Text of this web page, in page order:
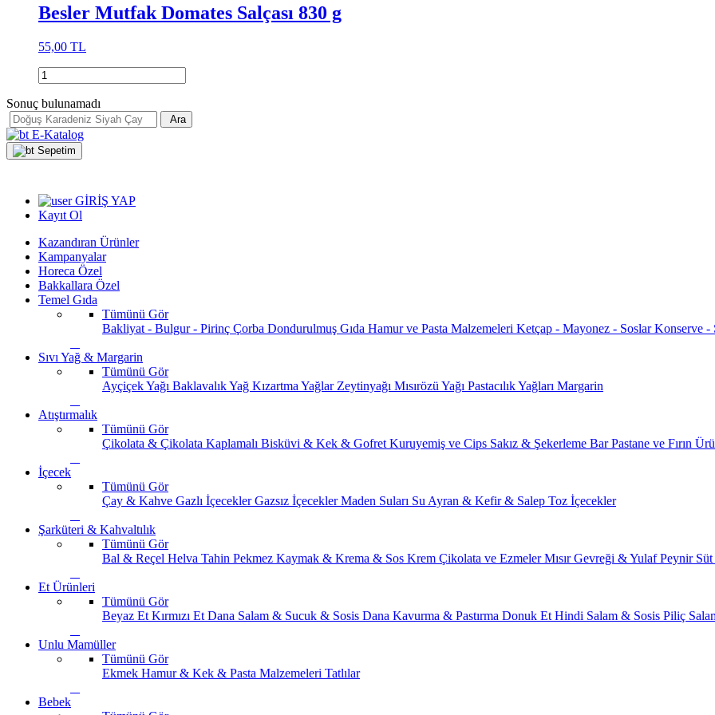
Besler Mutfak Domates Salçası 830 g
55,00 TL
Sonuç bulunamadı
Ara
E-Katalog
Sepetim
GİRİŞ YAP
Kayıt Ol
Kazandıran Ürünler
Kampanyalar
Horeca Özel
Bakkallara Özel
Temel Gıda
Tümünü Gör
Bakliyat - Bulgur - Pirinç Çorba Dondurulmuş Gıda Hamur ve Pasta Malzemeleri Ketçap - Mayonez - SoslarKonserve -
Sıvı Yağ & Margarin
Tümünü Gör
Ayçiçek Yağı Baklavalık Yağ Kızartma Yağlar Zeytinyağı Mısırözü Yağı Pastacılık Yağları Margarin
Atıştırmalık
Tümünü Gör
Çikolata & Çikolata Kaplamalı Bisküvi & Kek & Gofret Kuruyemiş ve Cips Sakız & Şekerleme BarPastane ve Fırın
İçecek
Tümünü Gör
Çay & Kahve Gazlı İçeceklerGazsız İçeceklerMaden Suları Su Ayran & Kefir & Salep Toz İçecekler
Şarküteri & Kahvaltılık
Tümünü Gör
Bal & Reçel Helva Tahin Pekmez Kaymak & Krema & Sos Krem Çikolata ve EzmelerMısır Gevreği & YulafPeynir
Et Ürünleri
Tümünü Gör
Beyaz Et Kırmızı Et Dana Salam & Sucuk & Sosis Dana Kavurma & Pastırma Donuk Et Hindi Salam & Sosis Piliç
Unlu Mamüller
Tümünü Gör
Ekmek Hamur & Kek & Pasta Malzemeleri Tatlılar
Bebek